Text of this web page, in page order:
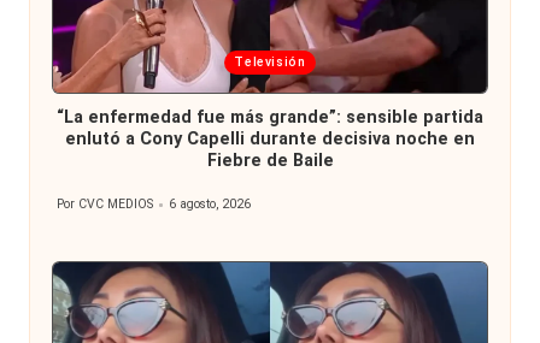
Publicada
en
Televisión
“La enfermedad fue más grande”: sensible partida
enlutó a Cony Capelli durante decisiva noche en
Fiebre de Baile
Publicado
Por CVC MEDIOS 6 agosto, 2026